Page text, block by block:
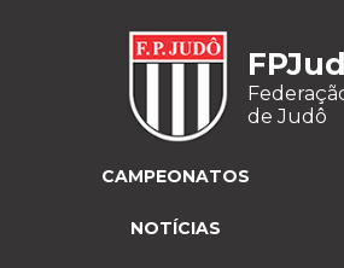
de Judô
CAMPEONATOS
NOTÍCIAS